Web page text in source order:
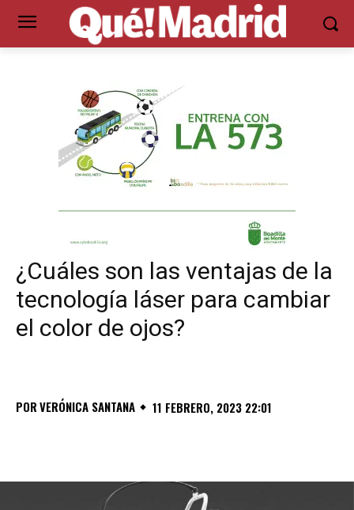
¿Cuáles son las ventajas de la
tecnología láser para cambiar
el color de ojos?
PORVERÓNICA SANTANA 11 FEBRERO, 2023 22:01